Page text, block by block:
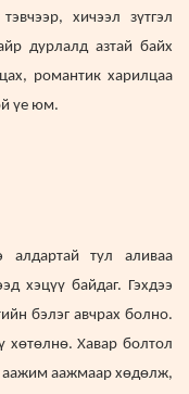
хичээл зүтгэл
дурлалд азтай байх
романтик харилцаа
үе юм.
алдартай тул аливаа
хэцүү байдаг. Гэхдээ
бэлэг авчрах болно.
хөтөлнө. Хавар болтол
аажим аажмаар хөдөлж,